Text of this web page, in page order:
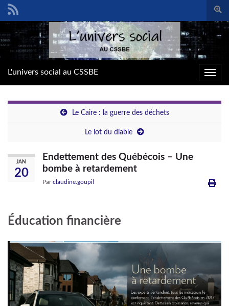
form
Search for:
L'univers social au CSSBE
Le Caire : la guerre des déchets
Le lot du diable
JAN
20
Endettement des Québécois – Une
bombe à retardement
Parclaudine.goupil
Éducation financière